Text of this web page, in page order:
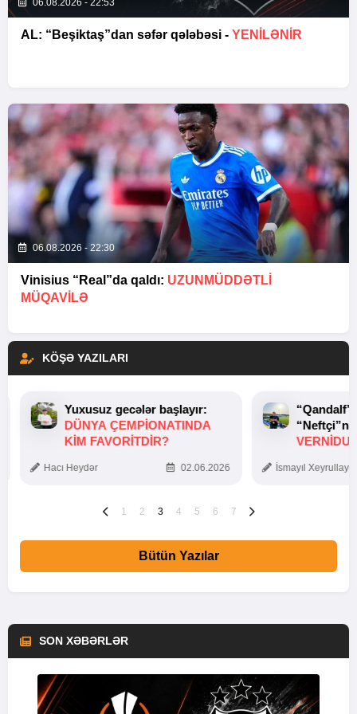
06.08.2026 - 22:53
AL: “Beşiktaş”dan səfər qələbəsi - YENİLƏNİR
06.08.2026 - 22:30
Vinisius “Real”da qaldı: UZUNMÜDDƏTLİ
MÜQAVİLƏ
KÖŞƏ YAZILARI
Yuxusuz gecələr başlayır:
DÜNYA ÇEMPIONATINDA
KIM FAVORITDIR?
Hacı Heydər 02.06.2026 İsmayıl
1 2 3 4 5 6 7
Bütün Yazılar
SON XƏBƏRLƏR